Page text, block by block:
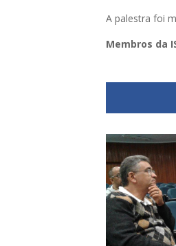
A palestra foi
Membros da